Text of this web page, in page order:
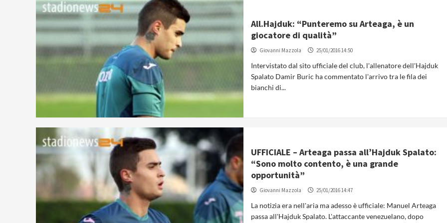
All.Hajduk: “Punteremo su Arteaga, è un
giocatore di qualità”
Giovanni Mazzola 25/01/2016 14:50
Intervistato dal sito ufficiale del club, l'allenatore dell'Hajduk
Spalato Damir Buric ha commentato l'arrivo tra le fila dei
bianchi di...
UFFICIALE – Arteaga passa all’Hajduk Spalato:
“Sono molto contento, è una grande
opportunità”
Giovanni Mazzola 25/01/2016 14:47
La notizia era nell'aria ma adesso è ufficiale: Manuel Arteaga
passa all'Hajduk Spalato. L'attaccante venezuelano, dopo